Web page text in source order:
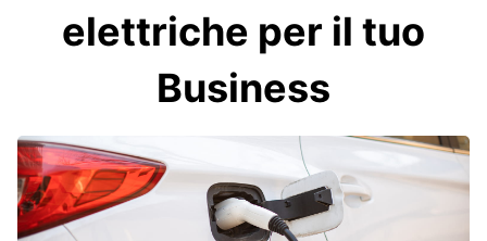
elettriche per il tuo
Business